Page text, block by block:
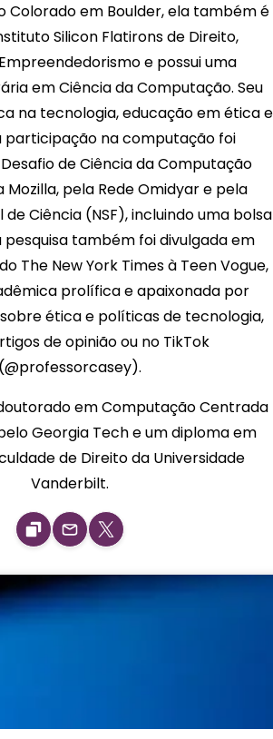
Colorado em Boulder, ela também é
Silicon Flatirons de Direito,
e possui uma
em Ciência da Computação. Seu
na tecnologia, educação em ética e
participação na computação foi
de Ciência da Computação
Mozilla, pela Rede Omidyar e pela
de Ciência (NSF), incluindo uma bolsa
pesquisa também foi divulgada em
The New York Times à Teen Vogue,
prolífica e apaixonada por
ética e políticas de tecnologia,
de opinião ou no TikTok
(@professorcasey).
em Computação Centrada
Georgia Tech e um diploma em
de Direito da Universidade
Vanderbilt.